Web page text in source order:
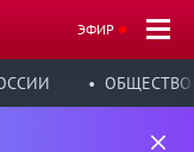
ЭФИР
ОБЩЕСТВО